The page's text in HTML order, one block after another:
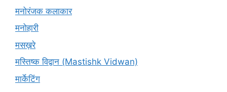
मनोरंजक कलाकार
मनोहारी
मसख़रे
मस्तिष्क विद्वान (Mastishk Vidwan)
मार्केटिंग